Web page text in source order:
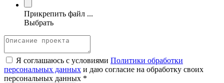
Прикрепить файл ...
Выбрать
Я соглашаюсь с условиями Политики обработки
персональных данных и даю согласие на обработку своих
персональных данных *